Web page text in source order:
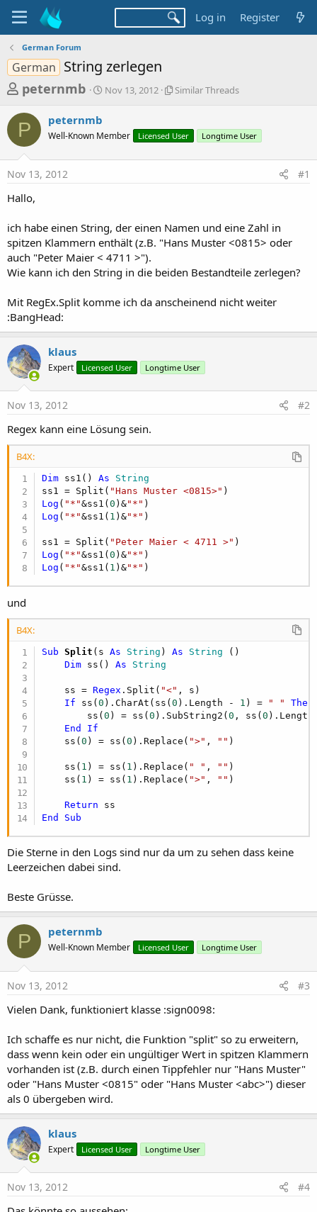
Log in Register
German Forum
German String zerlegen
T
r
a
d
s
a
r
t
r
peternmb
S
t
a
Nov 13, 2012
S
l
r
a
d
Similar Threads
P peternmb
Well-Known Member Licensed User Longtime User
Nov 13, 2012 #1
Hallo,
ich habe einen String, der einen Namen und eine Zahl in
spitzen Klammern enthält (z.B. "Hans Muster <0815> oder
auch "Peter Maier < 4711 >").
Wie kann ich den String in die beiden Bestandteile zerlegen?
Mit RegEx.Split komme ich da anscheinend nicht weiter
:BangHead:
klaus
Expert Licensed User Longtime User
Nov 13, 2012 #2
Regex kann eine Lösung sein.
B4X:
Dim ss1() As String
ss1 = Split( "Hans Muster <0815>"
Log ( "*"&ss1(0 )&"*"
Log ( "*"&ss1( 1 )&"*" )
ss1 = Split( "Peter Maier < 4711 >"
Log ( "*"&ss1(0 )&"*"
Log ( "*"&ss1( 1 )&"*" )
und
B4X:
Sub Split (s As String ) As String ()
Dim ss() As String
    ss =
Regex .Split( "<" , s)
If ss(0 ).CharAt(ss(0 ).Length - 1 ) = " "
Then
        ss(
0 ) = ss(0 ).SubString2(0 , ss(0
End
If
    ss(
0 ) = ss(0 ).Replace( ">" , "" )
    ss(
1 ) = ss( 1 ).Replace( " " , "" )
    ss(
1 ) = ss( 1 ).Replace( ">" , "" )
Return
End
Sub
Die Sterne in den Logs sind nur da um zu sehen dass keine
Leerzeichen dabei sind.
Beste Grüsse.
P peternmb
Well-Known Member Licensed User Longtime User
Nov 13, 2012 #3
Vielen Dank, funktioniert klasse :sign0098:
Ich schaffe es nur nicht, die Funktion "split" so zu erweitern,
dass wenn kein oder ein ungültiger Wert in spitzen Klammern
vorhanden ist (z.B. durch einen Tippfehler nur "Hans Muster"
oder "Hans Muster <0815" oder "Hans Muster <abc>") dieser
als 0 übergeben wird.
klaus
Expert Licensed User Longtime User
Nov 13, 2012 #4